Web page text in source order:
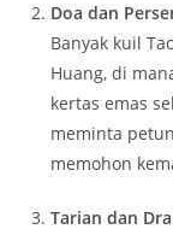
Doa dan
Banyak kuil
Huang, di
kertas emas
meminta
memohon
Tarian dan